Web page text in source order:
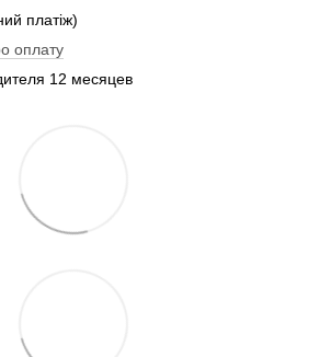
платіж)
оплату
12 месяцев